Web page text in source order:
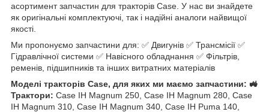
асортимент запчастин для тракторів Case. У нас ви знайдете
як оригінальні комплектуючі, так і надійні аналоги найвищої
якості.
Ми пропонуємо запчастини для: ✅ Двигунів ✅ Трансмісії ✅
Гідравлічної системи ✅ Навісного обладнання ✅ Фільтрів,
ременів, підшипників та інших витратних матеріалів
Моделі тракторів Case, для яких ми маємо запчастини: 🚜
Трактори: Case IH Magnum 250, Case IH Magnum 280, Case
IH Magnum 310, Case IH Magnum 340, Case IH Puma 140,